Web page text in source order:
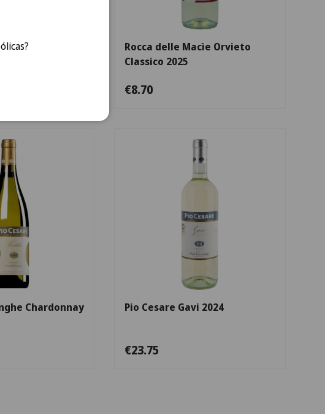
Moonlite
Rocca delle Macìe Orvieto
Classico 2025
€8.70
Chardonnay
Pio Cesare Gavi 2024
€23.75